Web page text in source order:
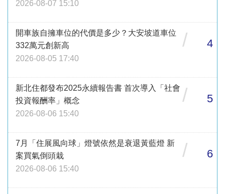
2026-08-07 15:10
開車族自擁車位的代價是多少？大安坡道車位
332萬元創新高
2026-08-05 17:40
/ 4
新北住都發布2025永續報告書 首次導入「社會
投資報酬率」概念
2026-08-06 15:40
/ 5
7月「住展風向球」燈號依然是衰退黃藍燈 新
案買氣倒頭栽
2026-08-06 15:40
/ 6